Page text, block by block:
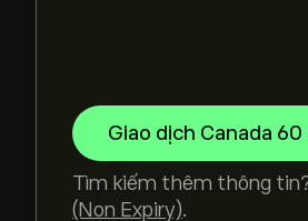
Giao dịch Canada
Tìm kiếm thêm thông
(Non Expiry).
Giá cao nhất mọi thời đại
lịch sử của Canada 60
Expiry) dao động trong
Để mua Canada60, truy
trang web eToro. Khi bạn